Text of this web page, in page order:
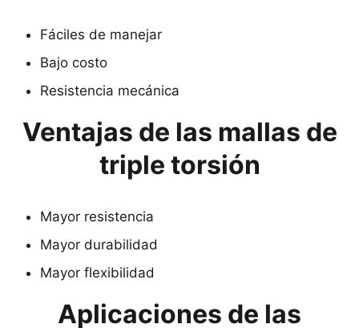
Fáciles de manejar
Bajo costo
Resistencia mecánica
Ventajas de las mallas de
triple torsión
Mayor resistencia
Mayor durabilidad
Mayor flexibilidad
Aplicaciones de las